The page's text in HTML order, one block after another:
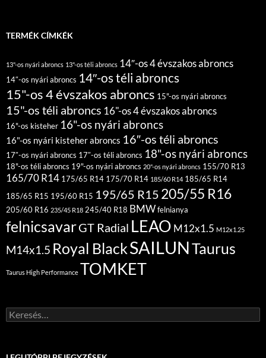
TERMÉK CÍMKÉK
13"-os nyári abroncs 13"-os téli abroncs 14″-os 4 évszakos abroncs
14″-os nyári abroncs 14″-os téli abroncs
15"-os 4 évszakos abroncs 15"-os nyári abroncs
15"-os téli abroncs 16"-os 4 évszakos abroncs
16"-os kisteher 16"-os nyári abroncs
16"-os nyári kisteher abroncs 16″-os téli abroncs
17″-os nyári abroncs 17″-os téli abroncs 18"-os nyári abroncs
18"-os téli abroncs 19"-os nyári abroncs 20"-os nyári abroncs 155/70 R13
165/70 R14 175/65 R14 175/70 R14 185/60 R14 185/65 R14
185/65 R15 195/60 R15 195/65 R15 205/55 R16
205/60 R16 235/45 R18 245/40 R18 BMWfelnianya
felnicsavarGT Radial LEAO M12x1.5 M12x1.25
M14x1.5 Royal BlackSAILUNTaurus
Taurus High Performance TOMKET
Keresés: